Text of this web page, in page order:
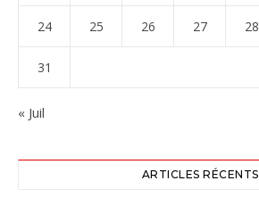
24 25 26 27 28
31
« Juil
ARTICLES RÉCENTS